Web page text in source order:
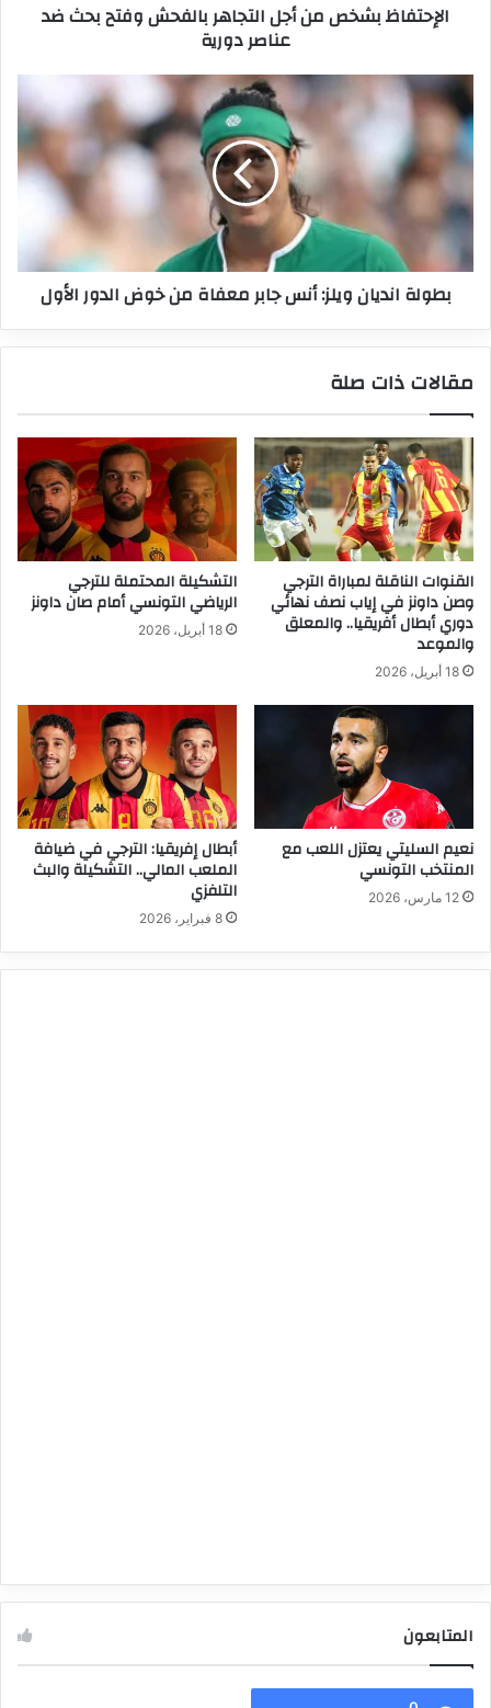
عناصرالإحتفاظ بشخص من أجل التجاهر بالفحش وفتح بحث ضد
عناصر دورية
بطولة
انديان
ويلز:
أنس
معفاة
من
الدور
الأولبطولة انديان ويلز: أنس جابر معفاة من خوض الدور الأول
مقالات ذات صلة
القنوات الناقلة لمباراة الترجي
وصن داونز في إياب نصف نهائي
دوري أبطال أفريقيا.. والمعلق
والموعد
18 أبريل، 2026
التشكيلة المحتملة للترجي
الرياضي التونسي أمام صان داونز
18 أبريل، 2026
نعيم السليتي يعتزل اللعب مع
المنتخب التونسي
12 مارس، 2026
أبطال إفريقيا: الترجي في ضيافة
الملعب المالي.. التشكيلة والبث
التلفزي
8 فبراير، 2026
المتابعون